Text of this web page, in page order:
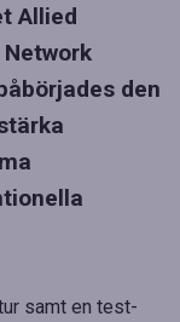
Allied
den
samt en test-